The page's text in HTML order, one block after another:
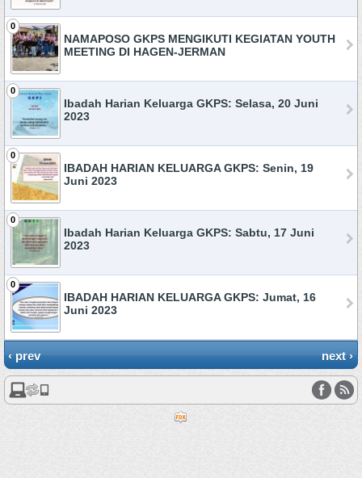
0
NAMAPOSO GKPS MENGIKUTI KEGIATAN YOUTH
MEETING DI HAGEN-JERMAN
0
Ibadah Harian Keluarga GKPS: Selasa, 20 Juni
2023
0
IBADAH HARIAN KELUARGA GKPS: Senin, 19
Juni 2023
0
Ibadah Harian Keluarga GKPS: Sabtu, 17 Juni
2023
0
IBADAH HARIAN KELUARGA GKPS: Jumat, 16
Juni 2023
next ›
‹ prev